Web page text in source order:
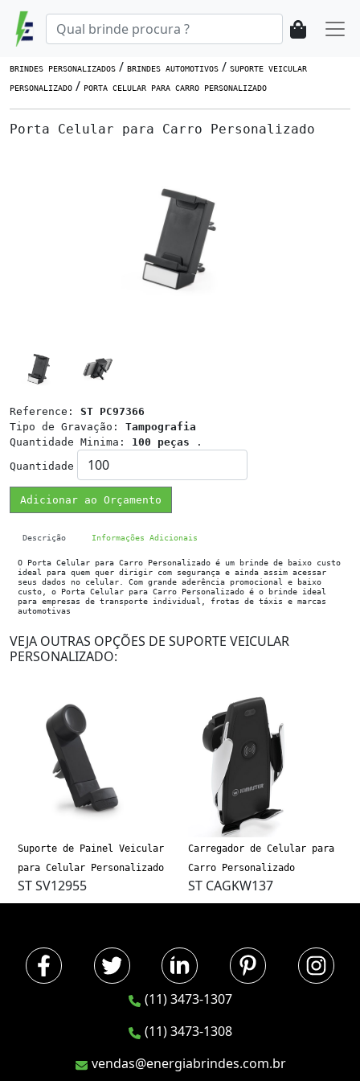
BRINDES PERSONALIZADOS / BRINDES AUTOMOTIVOS / SUPORTE VEICULAR
PERSONALIZADO / PORTA CELULAR PARA CARRO PERSONALIZADO
Porta Celular para Carro Personalizado
Reference: ST PC97366
Tipo de Gravação: Tampografia
Quantidade Minima: 100 peças .
Quantidade
Adicionar ao Orçamento
Descrição Informações Adicionais
O Porta Celular para Carro Personalizado é um brinde de baixo custo
ideal para quem quer dirigir com segurança e ainda assim acessar
seus dados no celular. Com grande aderência promocional e baixo
custo, o Porta Celular para Carro Personalizado é o brinde ideal
para empresas de transporte individual, frotas de táxis e marcas
automotivas
VEJA OUTRAS OPÇÕES DE SUPORTE VEICULAR
PERSONALIZADO:
Suporte de Painel Veicular
para Celular Personalizado
ST SV12955
Carregador de Celular para
Carro Personalizado
ST CAGKW137
(11) 3473-1307
(11) 3473-1308
vendas@energiabrindes.com.br